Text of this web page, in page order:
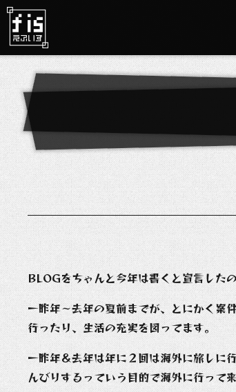
BLOGをちゃんと今年は書くと宣言した
一昨年～去年の夏前までが、とにかく案
行ったり、生活の充実を図ってます。
一昨年＆去年は年に２回は海外に旅しに
んびりするっていう目的で海外に行って